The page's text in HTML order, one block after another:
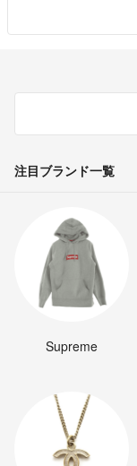
注目ブランド一覧
Supreme